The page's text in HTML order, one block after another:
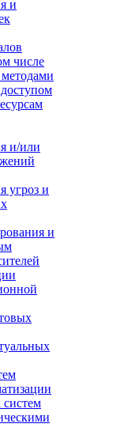
и
числе
и/или
угроз и
и
систем